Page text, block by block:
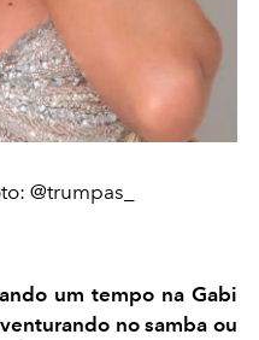
@trumpas_
um tempo na Gabi
no samba ou